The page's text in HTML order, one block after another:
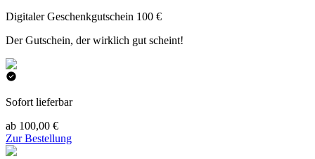
Digitaler Geschenkgutschein 100 €
Der Gutschein, der wirklich gut scheint!
Sofort lieferbar
ab 100,00 €
Zur Bestellung